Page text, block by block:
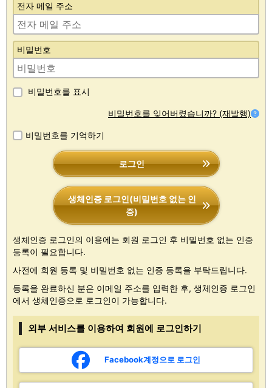
전자 메일 주소
비밀번호
비밀번호를 표시
비밀번호를 잊어버렸습니까? (재발행)
비밀번호를 기억하기
로그인
생체인증 로그인(비밀번호 없는 인
증)
생체인증 로그인의 이용에는 회원 로그인 후 비밀번호 없는 인증
등록이 필요합니다.
사전에 회원 등록 및 비밀번호 없는 인증 등록을 부탁드립니다.
등록을 완료하신 분은 이메일 주소를 입력한 후, 생체인증 로그인
에서 생체인증으로 로그인이 가능합니다.
외부 서비스를 이용하여 회원에 로그인하기
Facebook계정으로 로그인